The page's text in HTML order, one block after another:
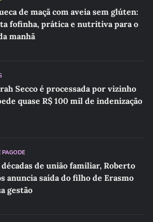
de maçã com aveia sem glúten:
fofinha, prática e nutritiva para o
manhã
Secco é processada por vizinho
quase R$ 100 mil de indenização
décadas de união familiar, Roberto
anuncia saída do filho de Erasmo
gestão